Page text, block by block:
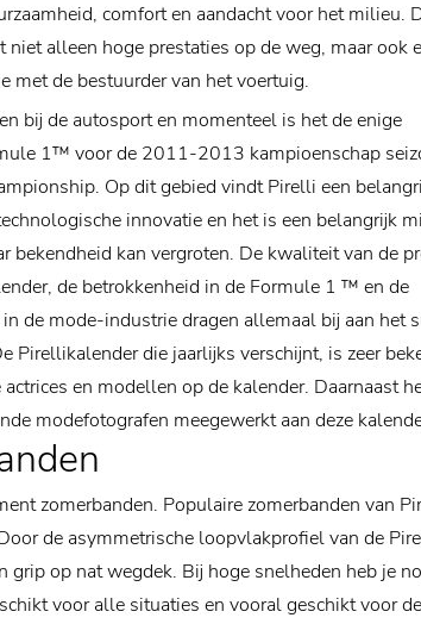
comfort en aandacht voor het milieu.
alleen hoge prestaties op de weg, maar ook
met de bestuurder van het voertuig.
bij de autosport en momenteel is het de enige
1™ voor de 2011-2013 kampioenschap
Op dit gebied vindt Pirelli een
innovatie en het is een belangrijk
bekendheid kan vergroten. De kwaliteit van de
de betrokkenheid in de Formule 1 ™ en de
de mode-industrie dragen allemaal bij aan het
Pirellikalender die jaarlijks verschijnt, is zeer
en modellen op de kalender. Daarnaast
modefotografen meegewerkt aan deze
zomerbanden. Populaire zomerbanden van
de asymmetrische loopvlakprofiel van de
grip op nat wegdek. Bij hoge snelheden heb je
voor alle situaties en vooral geschikt voor